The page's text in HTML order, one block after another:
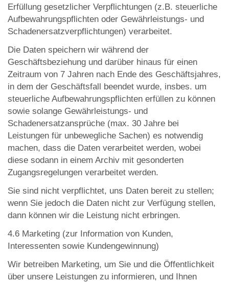
Erfüllung gesetzlicher Verpflichtungen (z.B. steuerliche
Aufbewahrungspflichten oder Gewährleistungs- und
Schadenersatzverpflichtungen) verarbeitet.
Die Daten speichern wir während der
Geschäftsbeziehung und darüber hinaus für einen
Zeitraum von 7 Jahren nach Ende des Geschäftsjahres,
in dem der Geschäftsfall beendet wurde, insbes. um
steuerliche Aufbewahrungspflichten erfüllen zu können
sowie solange Gewährleistungs- und
Schadenersatzansprüche (max. 30 Jahre bei
Leistungen für unbewegliche Sachen) es notwendig
machen, dass die Daten verarbeitet werden, wobei
diese sodann in einem Archiv mit gesonderten
Zugangsregelungen verarbeitet werden.
Sie sind nicht verpflichtet, uns Daten bereit zu stellen;
wenn Sie jedoch die Daten nicht zur Verfügung stellen,
dann können wir die Leistung nicht erbringen.
4.6 Marketing (zur Information von Kunden,
Interessenten sowie Kundengewinnung)
Wir betreiben Marketing, um Sie und die Öffentlichkeit
über unsere Leistungen zu informieren, und Ihnen